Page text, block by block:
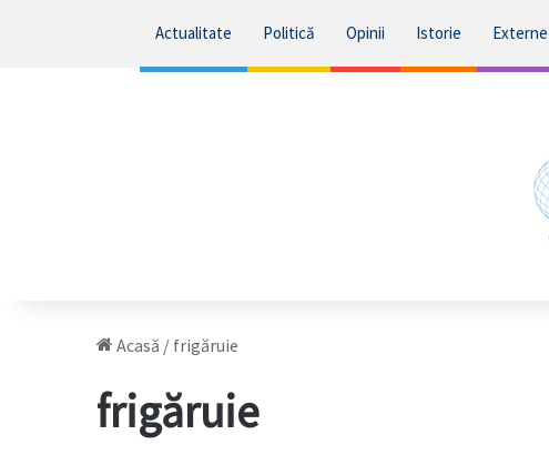
Actualitate Politică Opinii Istorie Externe
Acasă / frigăruie
frigăruie